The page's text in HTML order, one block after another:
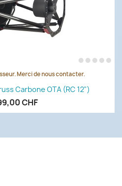
Merci de nous contacter.
Carbone OTA (RC 12")
CHF